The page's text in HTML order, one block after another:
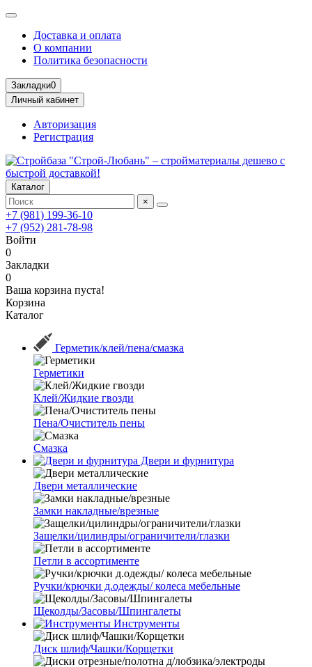
Доставка и оплата
О компании
Политика безопасности
Закладки0
Личный кабинет
Авторизация
Регистрация
Каталог
×
+7 (981) 199-36-10
+7 (952) 281-78-98
Войти
0
Закладки
0
Ваша корзина пуста!
Корзина
Каталог
Герметик/клей/пена/смазка
Герметики
Клей/Жидкие гвозди
Пена/Очиститель пены
Смазка
Двери и фурнитура
Двери металлические
Замки накладные/врезные
Защелки/цилиндры/ограничители/глазки
Петли в ассортименте
Ручки/крючки д.одежды/ колеса мебельные
Щеколды/Засовы/Шпингалеты
Инструменты
Диск шлиф/Чашки/Корщетки